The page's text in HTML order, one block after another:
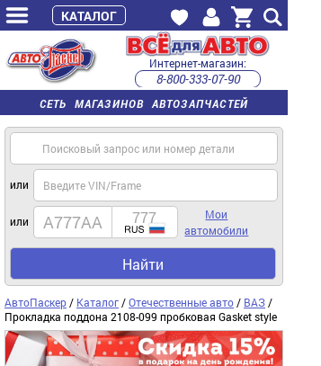
СЕТЬ МАГАЗИНОВ АВТОЗАПЧАСТЕЙ
Интернет-магазин:
8-800-333-07-90
часы работы с 9:00 до 22:00 (пн-пт)
или
или
Мои
автомобили
Найти
АвтоПаскер / Каталог /Отечественные авто / ВАЗ /
Прокладка поддона 2108-099 пробковая Gasket style
КАТАЛОГ